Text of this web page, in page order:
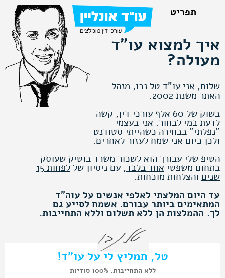
איך למצוא עו"ד
מעולה?
שלום, אני עו"ד טל נבו, מנהל
האתר משנת 2002.
בשוק של 60 אלף עורכי דין, קשה
לדעת במי לבחור. אני בעצמי
"נפלתי" בבחירה כשהייתי סטודנט
ולכן כיום אני שמח לעזור לאחרים.
הטיפ שלי עבורך הוא לשכור משרד בוטיק שעוסק
בתחום משפטי אחד בלבד, עם ניסיון של לפחות 15
שנים והצלחות מוכחות.
עד היום המלצתי לאלפי אנשים על עוה"ד
המתאימים ביותר עבורם. אשמח לסייע גם
לך. ההמלצות הן ללא תשלום וללא התחייבות.
טל, תמליץ לי על עו"ד!
ללא התחייבות. 100% סודיות